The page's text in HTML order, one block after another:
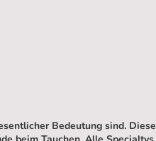
Bedeutung sind. Diese